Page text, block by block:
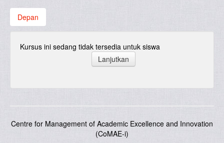
e-Aduan
e-Learning Website
UniSZA Website
Depan
Kursus ini sedang tidak tersedia untuk siswa
Centre for Management of Academic Excellence and Innovation
(CoMAE-i)